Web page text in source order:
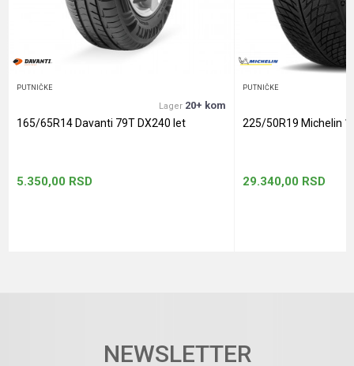
Anti-spam zaštita - izračunajte koliko je 9 - 4 :
PUTNIČKE
Lager 20+ kom
165/65R14 Davanti 79T DX240 let
5.350,00 RSD
PUTNIČKE
225/50R19 Michelin
29.340,00 RSD
NEWSLETTER